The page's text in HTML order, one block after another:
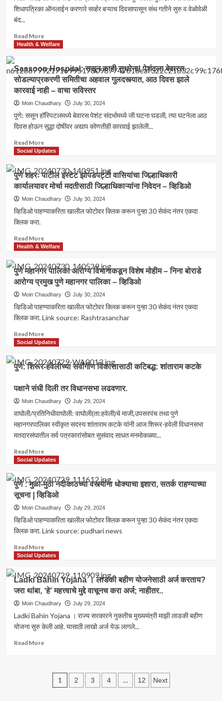
राष्ट्रवादीचे
आमदार
यांची
कार
व्हिडिओ
शिधापत्रिका ऑनलाईन करणारे सर्व्हर बऱ्याच दिवसापासून संथ गतीने सुरु व वेळोवेळी
बंद...
Read MoreRead
more
:
शहरातील
रेशनधारकांना
सर्व्हर
डाऊनचा
फटका;
लाभार्थी
वंचित!
अन्
महाऑनलाइनचे
सर्व्हर
सुद्धा
Health & Welfare
Sassoon Hospital: ससून काही सुधरेना! पेशंटला बेवारस
सोडल्याप्रकरणी समितीचा अहवाल गुलदस्त्यात, आठ दिवस झाले
कारवाई नाही – वाचा सविस्तर
Moin Chaudhary July 30, 2024
पुणे: ससून हॉस्पिटलमध्ये बेवारस पेशंट संदर्भामध्ये जी घटना घडली, त्या घटनेला आठ
दिवस होऊन सुद्धा दोषींवर अद्याप कोणतीही कारवाई झालेली...
Read MoreRead
more
Sassoon
Hospital:
ससून
काही
सुधरेना!
समितीचा
गुलदस्त्यात,
आठ
दिवस
झाले
कारवाई
नाही
–
सविस्तर
Social Updates
पुणे शहरः पाटील इस्टेट झोपडपट्टी वासियांचा जिल्हाधिकारी
कार्यालयावर मोर्चा मदतीसाठी जिल्हाधिकाऱ्यांना निवेदन – व्हिडिओ
Moin Chaudhary July 30, 2024
व्हिडिओ पाहण्याकरिता खालील फोटोवर क्लिक करून पुन्हा 30 सेकंद नंतर एकदा
क्लिक करा.
Read MoreRead
more
पुणे
शहरः
पाटील
इस्टेट
झोपडपट्टी
जिल्हाधिकारी
मोर्चा
जिल्हाधिकाऱ्यांना
निवेदन
व्हिडिओ
Health & Welfare
पुणे महानगर पालिका आरोग्य विभागाकडून विशेष मोहीम – निना बोराडे
आरोग्य प्रमुख पुणे महानगर पालिका – व्हिडिओ
Moin Chaudhary July 30, 2024
व्हिडिओ पाहण्याकरिता खालील फोटोवर क्लिक करून पुन्हा 30 सेकंद नंतर एकदा
क्लिक करा. Link source: Rashtrasanchar
Read MoreRead
more
पुणे
महानगर
आरोग्य
विभागाकडून
विशेष
मोहीम
–
निना
आरोग्य
प्रमुख
महानगर
पालिका
व्हिडिओ
Social Updates
पुणे: शिरूर-हवेलीच्या सर्वांगीण विकासासाठी कटिबद्ध: शांताराम कटके
पक्षाने संधी दिली तर विधानसभा लढवणार.
Moin Chaudhary July 29, 2024
वाघोली/प्रतिनिधीवाघोली: वाघोली(ता:हवेली)चे माजी,उपसरपंच तथा पुणे
महानगरपालिका स्वीकृत सदस्य शांताराम कटके यांनी आज शिरूर-हवेली विधानसभा
मतदारसंघातील सर्व पत्रकारांसोबत सुसंवाद साधत मनमोकळ्या...
Read MoreRead
more
पुणे:
शिरूर-
हवेलीच्या
सर्वांगीण
विकासासाठी
शांताराम
<br>पक्षाने
दिली
तर
विधानसभा
लढवणार.
Social Updates
पुणे : मुळा-मुठा नदीकाठच्या वस्त्यांना धोक्याचा इशारा, सतर्क राहण्याच्या
सूचना | व्हिडिओ
Moin Chaudhary July 29, 2024
व्हिडिओ पाहण्याकरिता खालील फोटोवर क्लिक करून पुन्हा 30 सेकंद नंतर एकदा
क्लिक करा. Link source: pudhari news
Read MoreRead
more
पुणे
:
मुळा-
मुठा
नदीकाठच्या
वस्त्यांना
धोक्याचा
व्हिडिओ
Social Updates
Ladki Bahin Yojana । लाडकी बहीण योजनेसाठी अर्ज करताय?
जरा थांबा, ‘हे’ महत्त्वाचे मुद्दे वाचूनच करा अर्ज; नाहीतर..
Moin Chaudhary July 29, 2024
Ladki Bahin Yojana । राज्य सरकारने नुकतीच मुख्यमंत्री माझी लाडकी बहीण
योजना सुरु केली आहे. यासाठी लाखो अर्ज येऊ लागले...
Read MoreRead
Bahin
YojanaPosts
1 2 3 4 … 12 Next